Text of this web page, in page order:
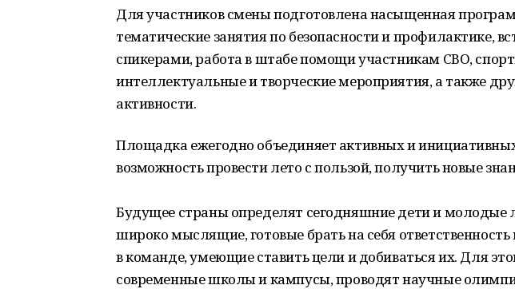
Для участников смены подготовлена насыщенная
тематические занятия по безопасности и профилактике,
спикерами, работа в штабе помощи участникам СВО,
интеллектуальные и творческие мероприятия, а также
активности.
Площадка ежегодно объединяет активных и
возможность провести лето с пользой, получить новые
Будущее страны определят сегодняшние дети и
широко мыслящие, готовые брать на себя ответственность
в команде, умеющие ставить цели и добиваться их. Для
современные школы и кампусы, проводят научные